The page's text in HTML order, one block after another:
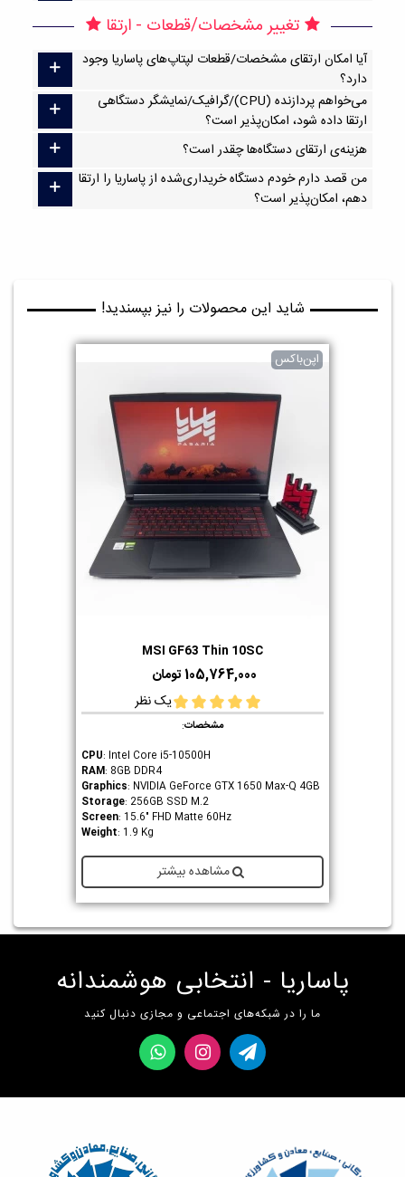
تغییر مشخصات/قطعات - ارتقا
آیا امکان ارتقا‌ی مشخصات/قطعات لپتاپ‌های پاساریا وجود
دارد؟
می‌خواهم پردازنده (CPU)/گرافیک/نمایشگر دستگاهی
ارتقا داده شود، امکان‌پذیر است؟
هزینه‌ی ارتقای دستگاه‌ها چقدر است؟
من قصد دارم خودم دستگاه خریداری‌شده از پاساریا را ارتقا
دهم، امکان‌پذیر است؟
شاید این محصولات را نیز بپسندید!
اپن‌باکس
MSI GF63 Thin 10SC
105,764,000 تومان
یک نظر
مشخصات:
CPU: Intel Core i5-10500H
RAM: 8GB DDR4
Graphics: NVIDIA GeForce GTX 1650 Max-Q 4GB
Storage: 256GB SSD M.2
Screen: 15.6" FHD Matte 60Hz
Weight: 1.9 Kg
مشاهده بیشتر
پاساریا - انتخابی هوشمندانه
ما را در شبکه‌های اجتماعی و مجازی دنبال کنید